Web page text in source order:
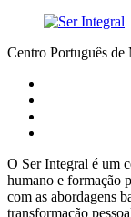
Centro Português de
O Ser Integral é um
humano e formação
com as abordagens
transformação